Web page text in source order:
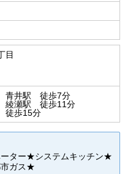
目
青井駅 徒歩7分
綾瀬駅 徒歩11分
歩15分
ター★システムキッチン★
ガス★